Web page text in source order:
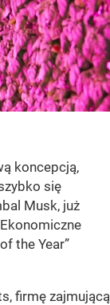
koncepcją,
się
Musk, już
the Year”
firmę zajmującą